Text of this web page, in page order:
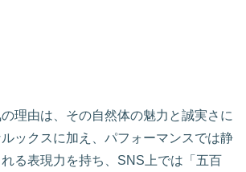
理由は、その自然体の魅力と誠実さに
ックスに加え、パフォーマンスでは静
る表現力を持ち、SNS上では「五百